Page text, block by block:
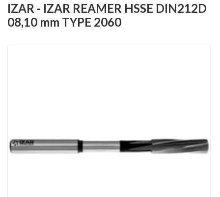
IZAR - IZAR REAMER HSSE DIN212D
08,10 mm TYPE 2060